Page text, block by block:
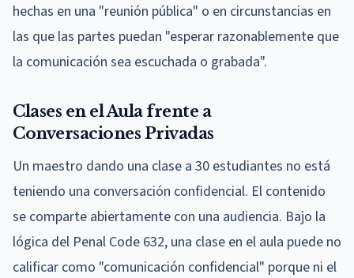
hechas en una "reunión pública" o en circunstancias en
las que las partes puedan "esperar razonablemente que
la comunicación sea escuchada o grabada".
Clases en el Aula frente a
Conversaciones Privadas
Un maestro dando una clase a 30 estudiantes no está
teniendo una conversación confidencial. El contenido
se comparte abiertamente con una audiencia. Bajo la
lógica del Penal Code 632, una clase en el aula puede no
calificar como "comunicación confidencial" porque ni el